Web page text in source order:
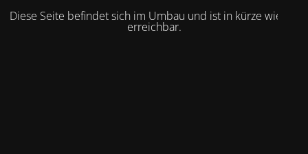
Diese Seite befindet sich im Umbau und ist in kürze wieder
erreichbar.